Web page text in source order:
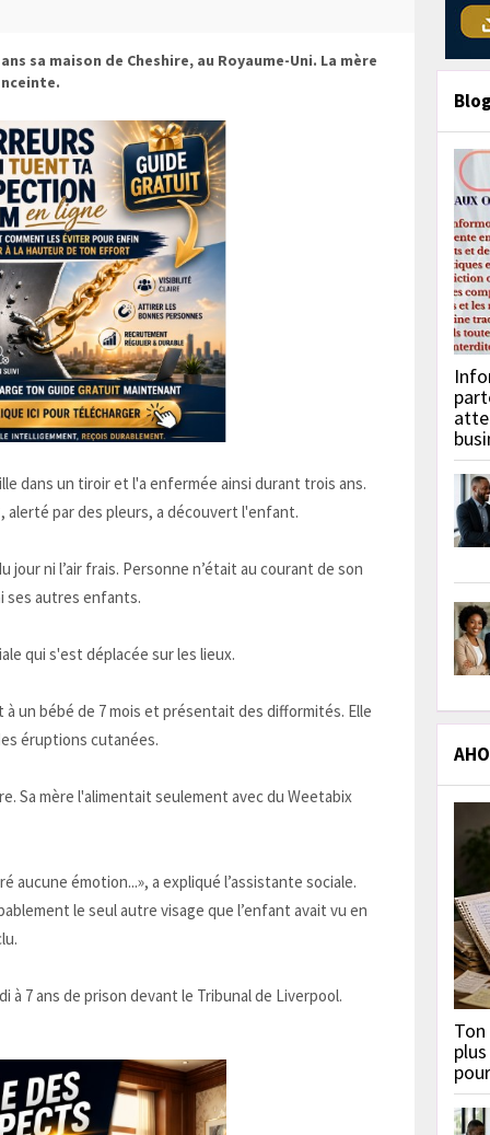
sa maison de Cheshire, au Royaume-Uni. La mère
dans un tiroir et l'a enfermée ainsi durant trois ans.
alerté par des pleurs, a découvert l'enfant.
jour ni l’air frais. Personne n’était au courant de son
ses autres enfants.
qui s'est déplacée sur les lieux.
un bébé de 7 mois et présentait des difformités. Elle
éruptions cutanées.
Sa mère l'alimentait seulement avec du Weetabix
aucune émotion...», a expliqué l’assistante sociale.
le seul autre visage que l’enfant avait vu en
à 7 ans de prison devant le Tribunal de Liverpool.